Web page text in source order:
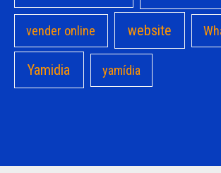
vender online website
Yamidia yamídia